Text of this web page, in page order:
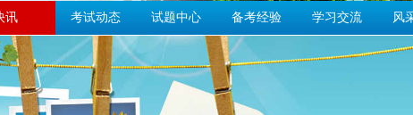
讯 考试动态 试题中心 备考经验 学习交流 风